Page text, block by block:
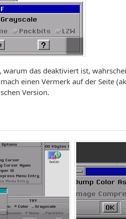
warum das deaktiviert ist,
einen Vermerk auf der Seite
Version.